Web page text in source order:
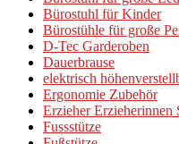
Bürostuhl für Kinder
Bürostühle für große
D-Tec Garderoben
Dauerbrause
elektrisch
Ergonomie Zubehör
Erzieher Erzieherinnen
Fussstütze